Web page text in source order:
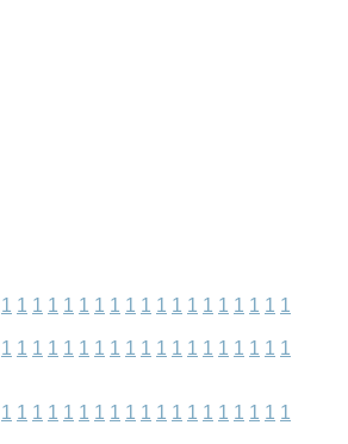
1 1 1 1 1 1 1 1 1 1 1 1 1 1 1 1 1 1 1
1 1 1 1 1 1 1 1 1 1 1 1 1 1 1 1 1 1 1
1 1 1 1 1 1 1 1 1 1 1 1 1 1 1 1 1 1 1